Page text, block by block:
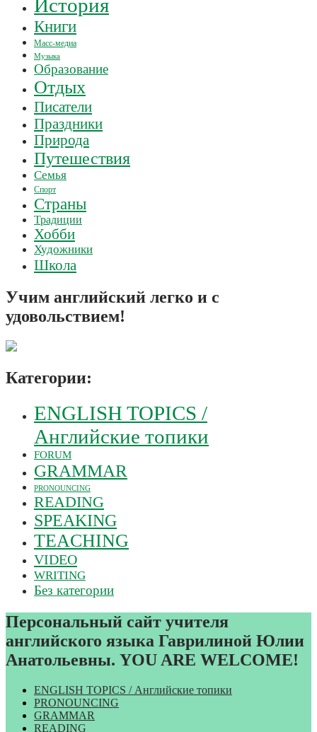
История
Книги
Масс-медиа
Музыка
Образование
Отдых
Писатели
Праздники
Природа
Путешествия
Семья
Спорт
Страны
Традиции
Хобби
Художники
Школа
Учим английский легко и с
удовольствием!
Категории:
ENGLISH TOPICS /
Английские топики
FORUM
GRAMMAR
PRONOUNCING
READING
SPEAKING
TEACHING
VIDEO
WRITING
Без категории
Персональный сайт учителя
английского языка Гаврилиной Юлии
Анатольевны. YOU ARE WELCOME!
ENGLISH TOPICS / Английские топики
PRONOUNCING
GRAMMAR
READING